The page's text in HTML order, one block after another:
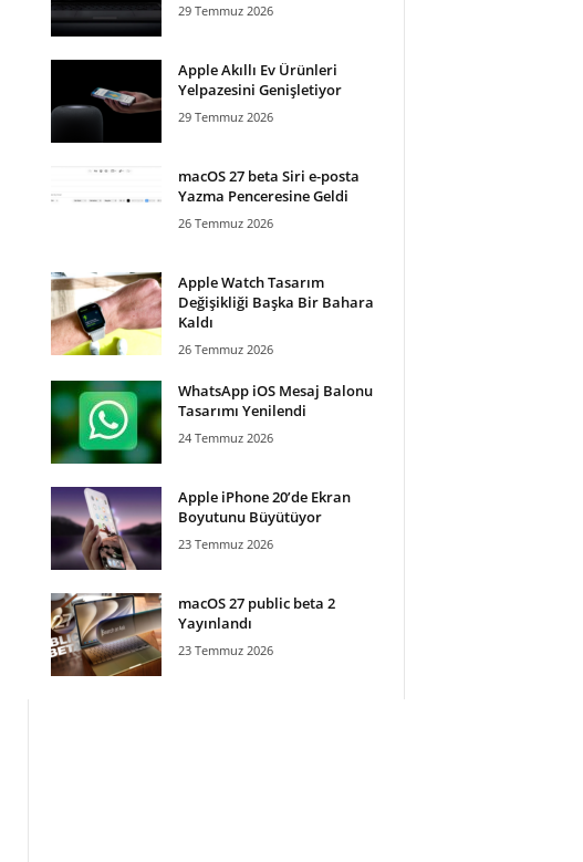
29 Temmuz 2026
Apple Akıllı Ev Ürünleri
Yelpazesini Genişletiyor
29 Temmuz 2026
macOS 27 beta Siri e-posta
Yazma Penceresine Geldi
26 Temmuz 2026
Apple Watch Tasarım
Değişikliği Başka Bir Bahara
Kaldı
26 Temmuz 2026
WhatsApp iOS Mesaj Balonu
Tasarımı Yenilendi
24 Temmuz 2026
Apple iPhone 20’de Ekran
Boyutunu Büyütüyor
23 Temmuz 2026
macOS 27 public beta 2
Yayınlandı
23 Temmuz 2026